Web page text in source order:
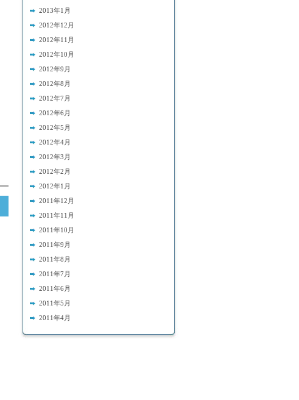
2013年1月
2012年12月
2012年11月
2012年10月
2012年9月
2012年8月
2012年7月
2012年6月
2012年5月
2012年4月
2012年3月
2012年2月
2012年1月
2011年12月
2011年11月
2011年10月
2011年9月
2011年8月
2011年7月
2011年6月
2011年5月
2011年4月